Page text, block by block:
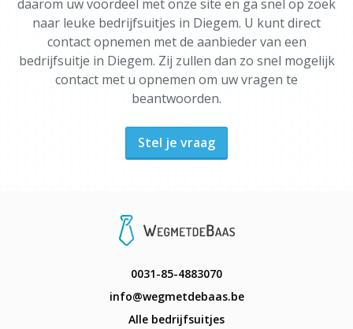
daarom uw voordeel met onze site en ga snel op zoek
naar leuke bedrijfsuitjes in Diegem. U kunt direct
contact opnemen met de aanbieder van een
bedrijfsuitje in Diegem. Zij zullen dan zo snel mogelijk
contact met u opnemen om uw vragen te
beantwoorden.
Stel je vraag
0031-85-4883070
info@wegmetdebaas.be
Alle bedrijfsuitjes